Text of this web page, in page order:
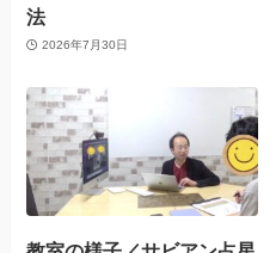
法
2026年7月30日